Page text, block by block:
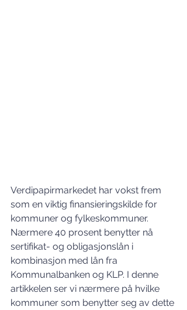
Verdipapirmarkedet har vokst frem
som en viktig finansieringskilde for
kommuner og fylkeskommuner.
Nærmere 40 prosent benytter nå
sertifikat- og obligasjonslån i
kombinasjon med lån fra
Kommunalbanken og KLP. I denne
artikkelen ser vi nærmere på hvilke
kommuner som benytter seg av dette